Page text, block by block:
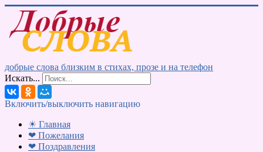
добрые слова близким в стихах, прозе и на телефон
Искать...
Включить/выключить навигацию
☀ Главная
❤ Пожелания
❤ Поздравления